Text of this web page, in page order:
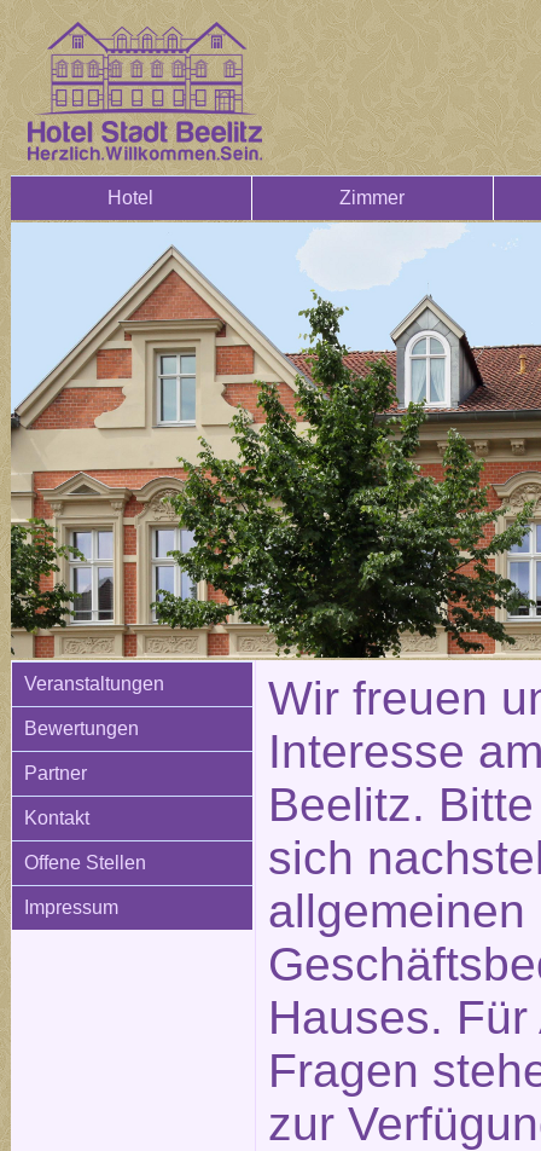
Hotel Zimmer
Veranstaltungen
Bewertungen
Partner
Kontakt
Offene Stellen
Impressum
Wir freuen
Interesse
Beelitz.
sich
allgemeinen
Hauses.
Fragen
zur